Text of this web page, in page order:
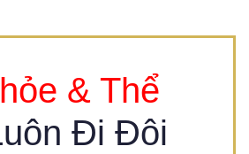
& Thể
Đi Đôi